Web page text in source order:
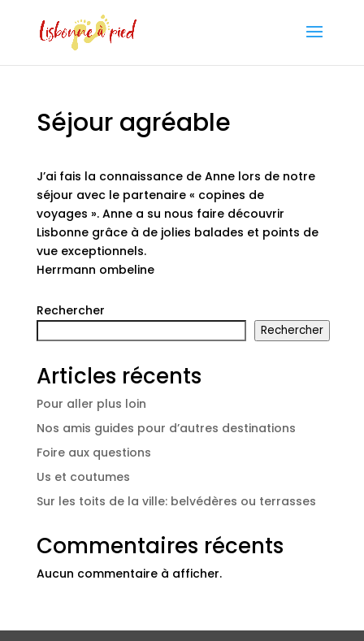
Séjour agréable
J’ai fais la connaissance de Anne lors de notre
séjour avec le partenaire « copines de
voyages ». Anne a su nous faire découvrir
Lisbonne grâce à de jolies balades et points de
vue exceptionnels.
Herrmann ombeline
Rechercher
Rechercher
Articles récents
Pour aller plus loin
Nos amis guides pour d’autres destinations
Foire aux questions
Us et coutumes
Sur les toits de la ville: belvédères ou terrasses
Commentaires récents
Aucun commentaire à afficher.